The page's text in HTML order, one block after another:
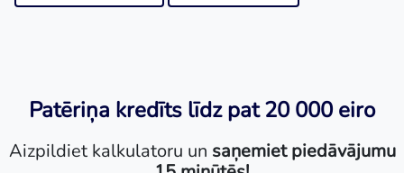
Patēriņa kredīts līdz pat 20 000 eiro
Aizpildiet kalkulatoru un saņemiet piedāvājumu